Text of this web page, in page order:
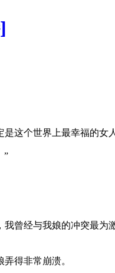
这个世界上最幸福的女人
”
曾经与我娘的冲突最
得非常崩溃。